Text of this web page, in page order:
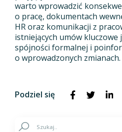
warto wprowadzić
o pracę, dokumentach
HR oraz komunikacji z
istniejących umów kluczowe
spójności formalnej i
o wprowadzonych zmianach.
Podziel się